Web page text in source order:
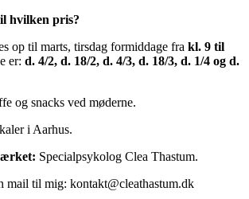
hvilken pris?
op til marts, tirsdag formiddage fra kl. 9 til
er: d. 4/2, d. 18/2, d. 4/3, d. 18/3, d. 1/4 og d.
og snacks ved møderne.
i Aarhus.
Specialpsykolog Clea Thastum.
mail til mig: kontakt@cleathastum.dk